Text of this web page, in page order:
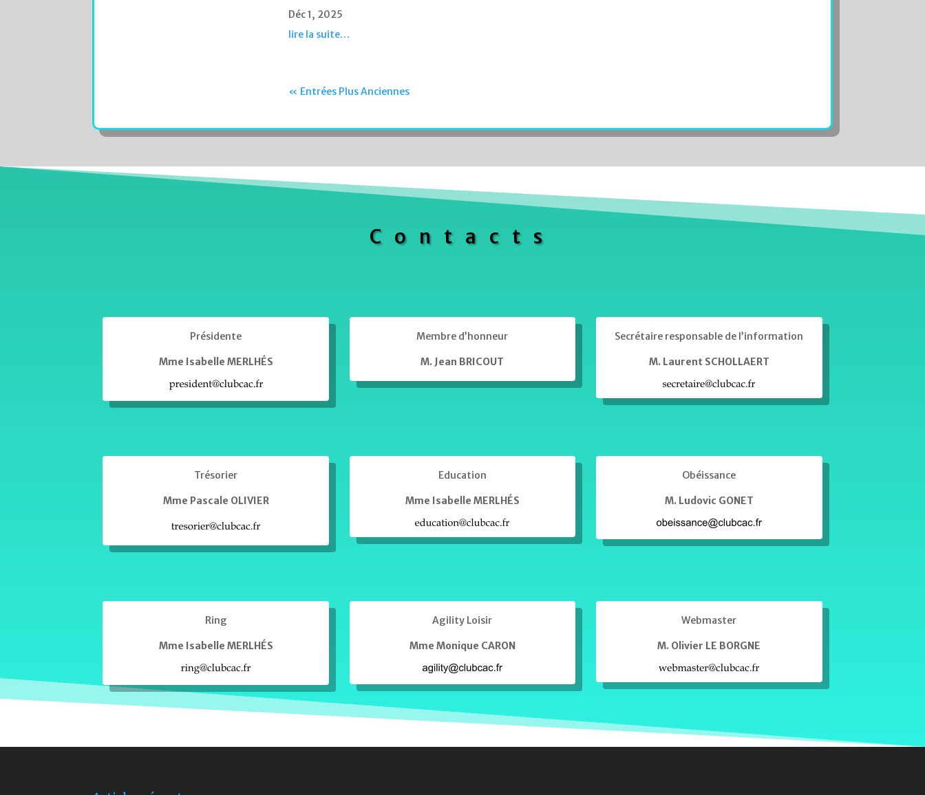
Déc 1, 2025
lire la suite…
« Entrées Plus Anciennes
Contacts
Présidente
Mme Isabelle MERLHÉS
Membre d’honneur
M. Jean BRICOUT
Secrétaire responsable de l’information
M. Laurent SCHOLLAERT
Trésorier
Mme Pascale OLIVIER
Education
Mme Isabelle MERLHÉS
Obéissance
M. Ludovic GONET
Ring
Mme Isabelle MERLHÉS
Agility Loisir
Mme Monique CARON
Webmaster
M. Olivier LE BORGNE